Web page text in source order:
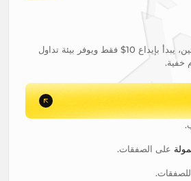
مُصمم للمتداولين المبتدئين، يبدأ بإيداع 10$ فقط ويوفر بيئة تداول
خفية.
على الصفقات.